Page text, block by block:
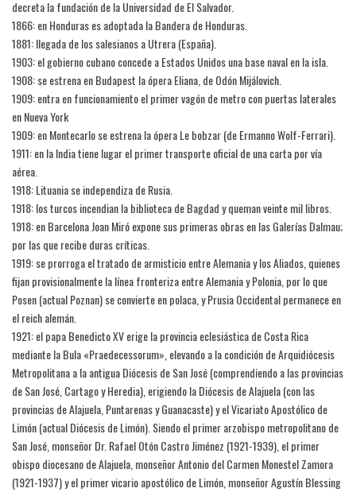
decreta la fundación de la Universidad de El Salvador.
1866: en Honduras es adoptada la Bandera de Honduras.
1881: llegada de los salesianos a Utrera (España).
1903: el gobierno cubano concede a Estados Unidos una base naval en la isla.
1908: se estrena en Budapest la ópera Eliana, de Odón Mijálovich.
1909: entra en funcionamiento el primer vagón de metro con puertas laterales
en Nueva York
1909: en Montecarlo se estrena la ópera Le bobzar (de Ermanno Wolf-Ferrari).
1911: en la India tiene lugar el primer transporte oficial de una carta por vía
aérea.
1918: Lituania se independiza de Rusia.
1918: los turcos incendian la biblioteca de Bagdad y queman veinte mil libros.
1918: en Barcelona Joan Miró expone sus primeras obras en las Galerías Dalmau;
por las que recibe duras críticas.
1919: se prorroga el tratado de armisticio entre Alemania y los Aliados, quienes
fijan provisionalmente la línea fronteriza entre Alemania y Polonia, por lo que
Posen (actual Poznan) se convierte en polaca, y Prusia Occidental permanece en
el reich alemán.
1921: el papa Benedicto XV erige la provincia eclesiástica de Costa Rica
mediante la Bula «Praedecessorum», elevando a la condición de Arquidiócesis
Metropolitana a la antigua Diócesis de San José (comprendiendo a las provincias
de San José, Cartago y Heredia), erigiendo la Diócesis de Alajuela (con las
provincias de Alajuela, Puntarenas y Guanacaste) y el Vicariato Apostólico de
Limón (actual Diócesis de Limón). Siendo el primer arzobispo metropolitano de
San José, monseñor Dr. Rafael Otón Castro Jiménez (1921-1939), el primer
obispo diocesano de Alajuela, monseñor Antonio del Carmen Monestel Zamora
(1921-1937) y el primer vicario apostólico de Limón, monseñor Agustín Blessing